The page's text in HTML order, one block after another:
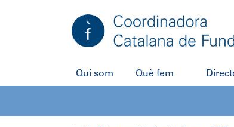
Qui som Què fem